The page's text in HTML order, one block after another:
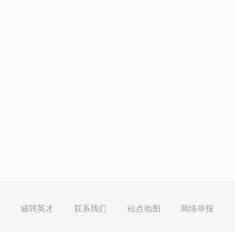
诚聘英才 联系我们 站点地图 网络举报